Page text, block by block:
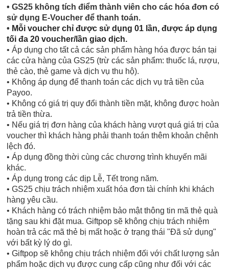
• GS25 không tích điểm thành viên cho các hóa đơn có
sử dụng E-Voucher để thanh toán.
• Mỗi voucher chỉ được sử dụng 01 lần, được áp dụng
tối đa 20 voucher/lần giao dịch.
• Áp dụng cho tất cả các sản phẩm hàng hóa được bán tại
các cửa hàng của GS25 (trừ các sản phẩm: thuốc lá, rượu,
thẻ cào, thẻ game và dịch vụ thu hộ).
• Không áp dụng để thanh toán các dịch vụ trả tiền của
Payoo.
• Không có giá trị quy đổi thành tiền mặt, không được hoàn
trả tiền thừa.
• Nếu giá trị đơn hàng của khách hàng vượt quá giá trị của
voucher thì khách hàng phải thanh toán thêm khoản chênh
lệch đó.
• Áp dụng đồng thời cùng các chương trình khuyến mãi
khác.
• Áp dụng trong các dịp Lễ, Tết trong năm.
• GS25 chịu trách nhiệm xuất hóa đơn tài chính khi khách
hàng yêu cầu.
• Khách hàng có trách nhiệm bảo mật thông tin mã thẻ quà
tặng sau khi đặt mua. Giftpop sẽ không chịu trách nhiệm
hoàn trả các mã thẻ bị mất hoặc ở trạng thái "Đã sử dụng"
với bất kỳ lý do gì.
• Giftpop sẽ không chịu trách nhiệm đối với chất lượng sản
phẩm hoặc dịch vụ được cung cấp cũng như đối với các